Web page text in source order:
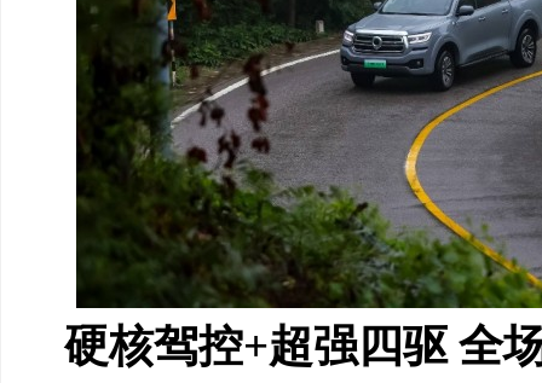
硬核驾控+超强四驱 全